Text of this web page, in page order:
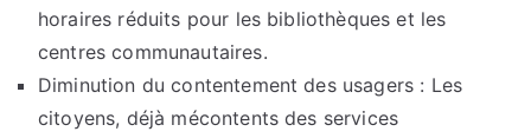
horaires réduits pour les bibliothèques et les
centres communautaires.
Diminution du contentement des usagers : Les
citoyens, déjà mécontents des services